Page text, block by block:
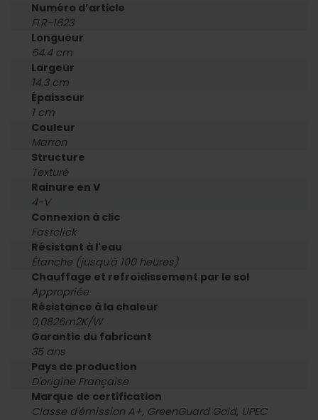
Numéro d’article
FLR-1623
Longueur
64.4 cm
Largeur
14.3 cm
Épaisseur
1 cm
Couleur
Marron
Structure
Texturé
Rainure en V
4-V
Connexion à clic
Fastclick
Résistant à l'eau
Étanche (jusqu'à 100 heures)
Chauffage et refroidissement par le sol
Appropriée
Résistance à la chaleur
0,0826m2K/W
Garantie du fabricant
35 ans
Pays de production
D'origine Française
Marque de certification
Classe d'émission A+, GreenGuard Gold, UPEC